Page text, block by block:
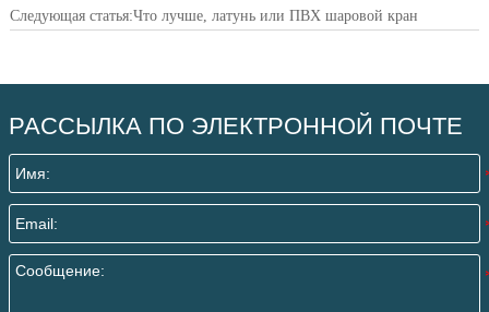
Следующая статья:Что лучше, латунь или ПВХ шаровой кран
РАССЫЛКА ПО ЭЛЕКТРОННОЙ ПОЧТЕ